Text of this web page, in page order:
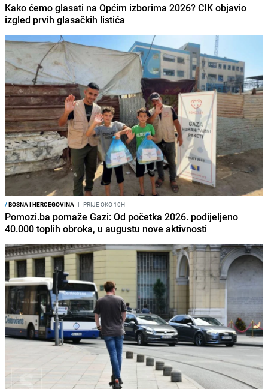
Kako ćemo glasati na Općim izborima 2026? CIK objavio
izgled prvih glasačkih listića
/BOSNA I HERCEGOVINA I PRIJE OKO 10H
Pomozi.ba pomaže Gazi: Od početka 2026. podijeljeno
40.000 toplih obroka, u augustu nove aktivnosti